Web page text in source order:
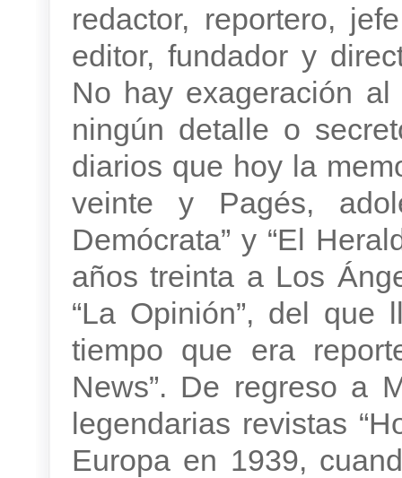
redactor, reportero,
editor, fundador y
No hay exageración
ningún detalle o
diarios que hoy la
veinte y Pagés,
Demócrata” y “El
años treinta a Los
“La Opinión”, del que
tiempo que era
News”. De regreso a
legendarias revistas
Europa en 1939,